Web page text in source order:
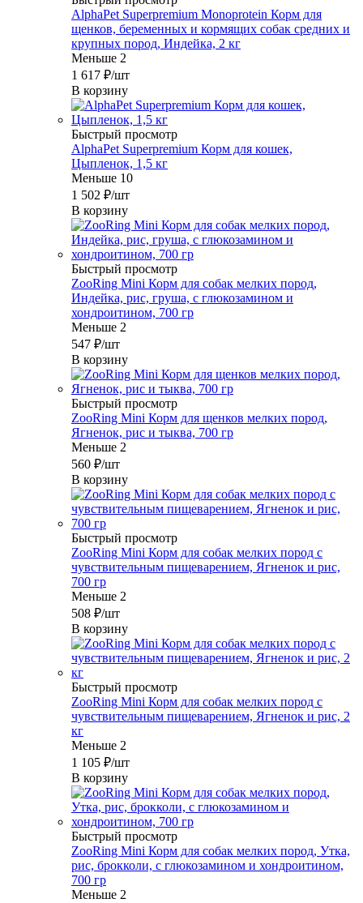
AlphaPet Superpremium Monoprotein Корм для
щенков, беременных и кормящих собак средних и
крупных пород, Индейка, 2 кг
Меньше 2
1 617 ₽/шт
В корзину
Быстрый просмотр
AlphaPet Superpremium Корм для кошек,
Цыпленок, 1,5 кг
Меньше 10
1 502 ₽/шт
В корзину
Быстрый просмотр
ZooRing Mini Корм для собак мелких пород,
Индейка, рис, груша, с глюкозамином и
хондроитином, 700 гр
Меньше 2
547 ₽/шт
В корзину
Быстрый просмотр
ZooRing Mini Корм для щенков мелких пород,
Ягненок, рис и тыква, 700 гр
Меньше 2
560 ₽/шт
В корзину
Быстрый просмотр
ZooRing Mini Корм для собак мелких пород с
чувствительным пищеварением, Ягненок и рис,
700 гр
Меньше 2
508 ₽/шт
В корзину
Быстрый просмотр
ZooRing Mini Корм для собак мелких пород с
чувствительным пищеварением, Ягненок и рис, 2
кг
Меньше 2
1 105 ₽/шт
В корзину
Быстрый просмотр
ZooRing Mini Корм для собак мелких пород, Утка,
рис, брокколи, с глюкозамином и хондроитином,
700 гр
Меньше 2